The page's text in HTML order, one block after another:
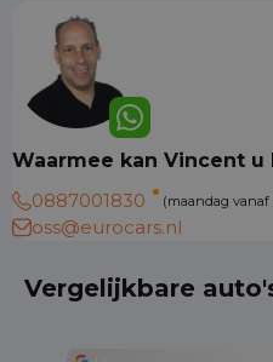
Waarmee kan Vincent u
0887001830
(maandag vanaf
oss@eurocars.nl
Vergelijkbare